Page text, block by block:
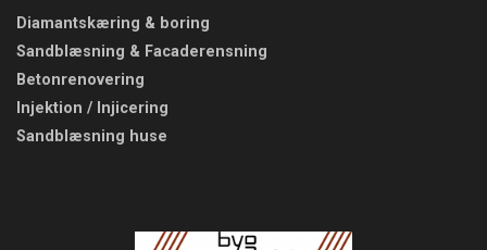
Diamantskæring & boring
Sandblæsning & Facaderensning
Betonrenovering
Injektion / Injicering
Sandblæsning huse